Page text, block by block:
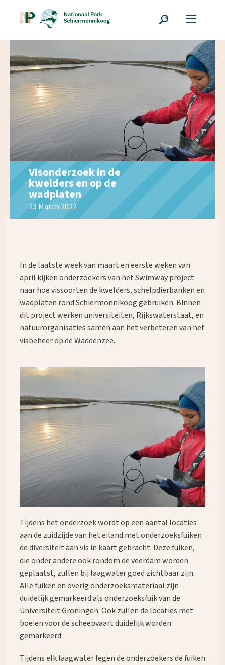
Visonderzoek in de
kwelders en op de
wadplaten
23 March 2022
In de laatste week van maart en eerste weken van
april kijken onderzoekers van het Swimway project
naar hoe vissoorten de kwelders, schelpdierbanken en
wadplaten rond Schiermonnikoog gebruiken. Binnen
dit project werken universiteiten, Rijkswaterstaat, en
natuurorganisaties samen aan het verbeteren van het
visbeheer op de Waddenzee.
Tijdens het onderzoek wordt op een aantal locaties
aan de zuidzijde van het eiland met onderzoeksfuiken
de diversiteit aan vis in kaart gebracht. Deze fuiken,
die onder andere ook rondom de veerdam worden
geplaatst, zullen bij laagwater goed zichtbaar zijn.
Alle fuiken en overig onderzoeksmateriaal zijn
duidelijk gemarkeerd als onderzoeksfuik van de
Universiteit Groningen. Ook zullen de locaties met
boeien voor de scheepvaart duidelijk worden
gemarkeerd.
Tijdens elk laagwater legen de onderzoekers de fuiken